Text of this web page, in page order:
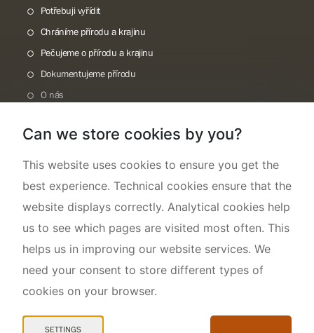
Potřebuji vyřídit
Chráníme přírodu a krajinu
Pečujeme o přírodu a krajinu
Dokumentujeme přírodu
O nás
Can we store cookies by you?
This website uses cookies to ensure you get the
best experience. Technical cookies ensure that the
website displays correctly. Analytical cookies help
us to see which pages are visited most often. This
helps us in improving our website services. We
need your consent to store different types of
cookies on your browser.
SETTINGS